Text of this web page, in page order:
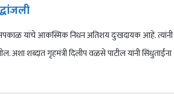
सपकाळ यांचे आकस्मिक निधन अतिशय दुःखदायक आहे. त्यांनी
अशा शब्दात गृहमंत्री दिलीप वळसे पाटील यांनी सिंधुताईंना